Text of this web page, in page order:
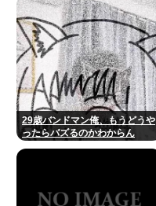
29歳バンドマン俺、もうどうや
ったらバズるのかわからん